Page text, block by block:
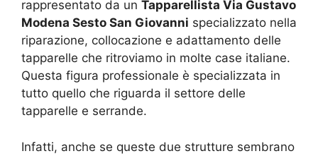
rappresentato da un Tapparellista Via Gustavo
Modena Sesto San Giovanni specializzato nella
riparazione, collocazione e adattamento delle
tapparelle che ritroviamo in molte case italiane.
Questa figura professionale è specializzata in
tutto quello che riguarda il settore delle
tapparelle e serrande.
Infatti, anche se queste due strutture sembrano